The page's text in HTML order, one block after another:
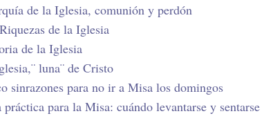
de la Iglesia, comunión y perdón
de la Iglesia
de la Iglesia
luna¨ de Cristo
sinrazones para no ir a Misa los domingos
práctica para la Misa: cuándo levantarse y sentarse